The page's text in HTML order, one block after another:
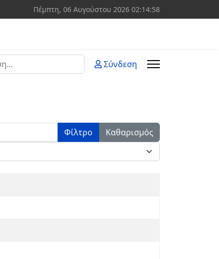
Πέμπτη, 06 Αυγούστου 2026 02:14:58
Σύνδεση
Φίλτρο
Καθαρισμός